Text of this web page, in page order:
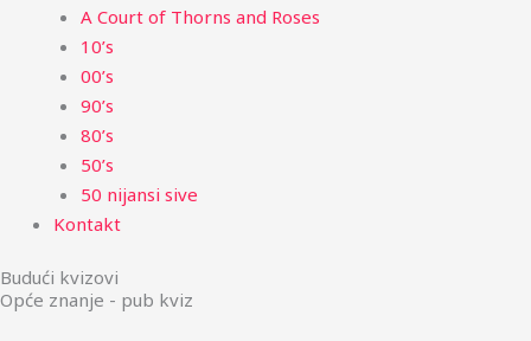
A Court of Thorns and Roses
10’s
00’s
90’s
80’s
50’s
50 nijansi sive
Kontakt
Budući kvizovi
Opće znanje - pub kviz